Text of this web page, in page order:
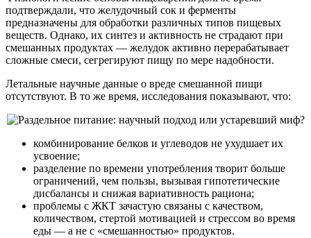
подтверждали, что желудочный сок и ферменты
предназначены для обработки различных типов пищевых
веществ. Однако, их синтез и активность не страдают при
смешанных продуктах — желудок активно перерабатывает
сложные смеси, сегрегируют пищу по мере надобности.
Летальные научные данные о вреде смешанной пищи
отсутствуют. В то же время, исследования показывают, что:
комбинирование белков и углеводов не ухудшает их
усвоение;
разделение по времени употребления творит больше
ограничений, чем пользы, вызывая гипотетические
дисбалансы и снижая вариативность рациона;
проблемы с ЖКТ зачастую связаны с качеством,
количеством, стертой мотивацией и стрессом во время
еды — а не с «смешанностью» продуктов.